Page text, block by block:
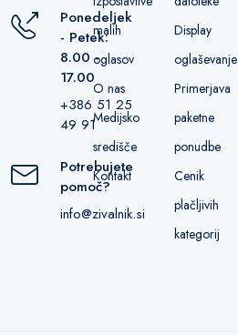
Ponedeljek
- Petek:
8.00 -
17.00
+386 51 25
49 91
Potrebujete
pomoč?
info@zivalnik.si
malih
oglasov
O nas
Medijsko
središče
Kontakt
Display
oglaševanje
Primerjava
paketne
ponudbe
Cenik
plačljivih
kategorij